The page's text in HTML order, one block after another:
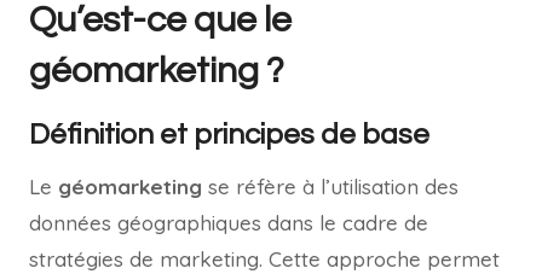
Qu’est-ce que le
géomarketing ?
Définition et principes de base
Le géomarketing se réfère à l’utilisation des
données géographiques dans le cadre de
stratégies de marketing. Cette approche permet